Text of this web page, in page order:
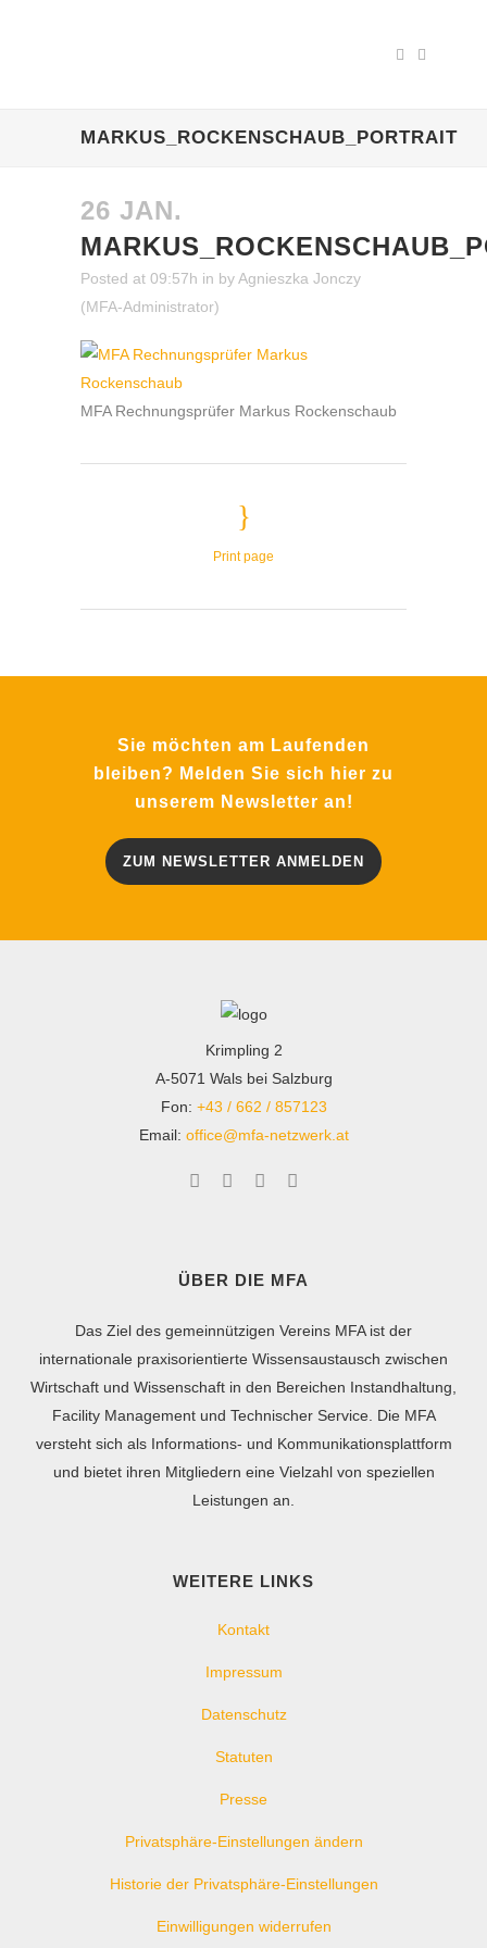
MARKUS_ROCKENSCHAUB_PORTRAIT
26 JAN.
Posted at 09:57h in byAgnieszka Jonczy
(MFA-Administrator)
MFA Rechnungsprüfer Markus Rockenschaub
Print page
Sie möchten am Laufenden
bleiben? Melden Sie sich hier zu
unserem Newsletter an!
ZUM NEWSLETTER ANMELDEN
Krimpling 2
A-5071 Wals bei Salzburg
Fon: +43 / 662 / 857123
Email: office@mfa-netzwerk.at
ÜBER DIE MFA
Das Ziel des gemeinnützigen Vereins MFA ist der
internationale praxisorientierte Wissensaustausch zwischen
Wirtschaft und Wissenschaft in den Bereichen Instandhaltung,
Facility Management und Technischer Service. Die MFA
versteht sich als Informations- und Kommunikationsplattform
und bietet ihren Mitgliedern eine Vielzahl von speziellen
Leistungen an.
WEITERE LINKS
Kontakt
Impressum
Datenschutz
Statuten
Presse
Privatsphäre-Einstellungen ändern
Historie der Privatsphäre-Einstellungen
Einwilligungen widerrufen